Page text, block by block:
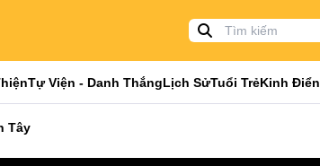
Tự Viện - Danh ThắngLịch SửTuổi TrẻKinh Điển
Tây